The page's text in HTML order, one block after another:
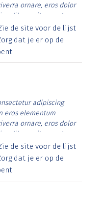
ornare, eros dolor
libero vitae erat.
id rutrum lorem
tristique posuere.
de site voor de lijst
dat je er op de
adipiscing
eros elementum
ornare, eros dolor
libero vitae erat.
id rutrum lorem
tristique posuere.
de site voor de lijst
dat je er op de